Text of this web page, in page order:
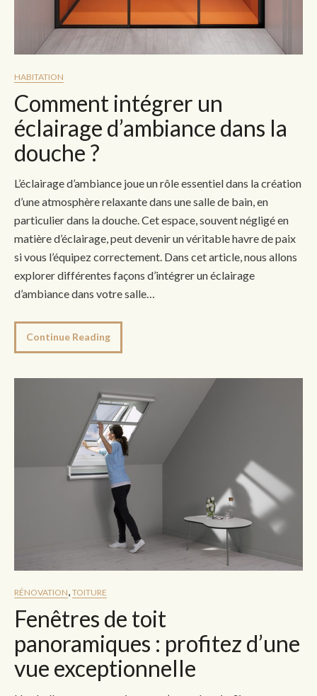
HABITATION
Comment intégrer un
éclairage d’ambiance dans la
douche ?
L’éclairage d’ambiance joue un rôle essentiel dans la création
d’une atmosphère relaxante dans une salle de bain, en
particulier dans la douche. Cet espace, souvent négligé en
matière d’éclairage, peut devenir un véritable havre de paix
si vous l’équipez correctement. Dans cet article, nous allons
explorer différentes façons d’intégrer un éclairage
d’ambiance dans votre salle…
Continue Reading
RÉNOVATION, TOITURE
Fenêtres de toit
panoramiques : profitez d’une
vue exceptionnelle